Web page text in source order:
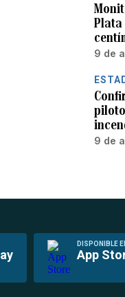
9 de
9 de
DISPONIBLE
App